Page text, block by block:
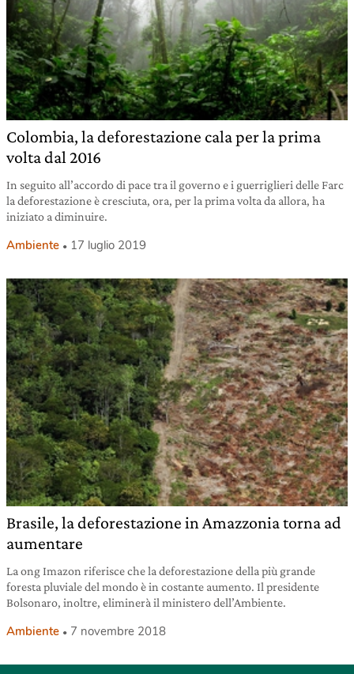
Colombia, la deforestazione cala per la prima
volta dal 2016
In seguito all’accordo di pace tra il governo e i guerriglieri delle Farc
la deforestazione è cresciuta, ora, per la prima volta da allora, ha
iniziato a diminuire.
Ambiente 17 luglio 2019
Brasile, la deforestazione in Amazzonia torna ad
aumentare
La ong Imazon riferisce che la deforestazione della più grande
foresta pluviale del mondo è in costante aumento. Il presidente
Bolsonaro, inoltre, eliminerà il ministero dell’Ambiente.
Ambiente 7 novembre 2018